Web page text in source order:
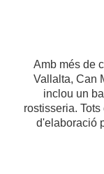
Amb més de
Vallalta, Can
inclou un
rostisseria.
d'elaboració